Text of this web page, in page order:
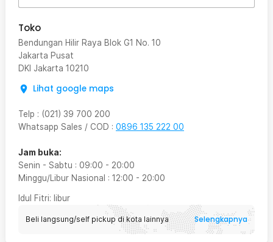
Toko
Bendungan Hilir Raya Blok G1 No. 10
Jakarta Pusat
DKI Jakarta 10210
Lihat google maps
Telp : (021) 39 700 200
Whatsapp Sales / COD : 0896 135 222 00
Jam buka:
Senin - Sabtu : 09:00 - 20:00
Minggu/Libur Nasional : 12:00 - 20:00
Idul Fitri: libur
Beli langsung/self pickup di kota lainnya Selengkapnya